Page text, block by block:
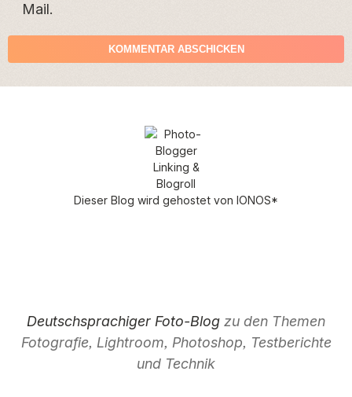
Mail.
Dieser Blog wird gehostet von IONOS*
Deutschsprachiger Foto-Blog zu den Themen
Fotografie, Lightroom, Photoshop, Testberichte
und Technik